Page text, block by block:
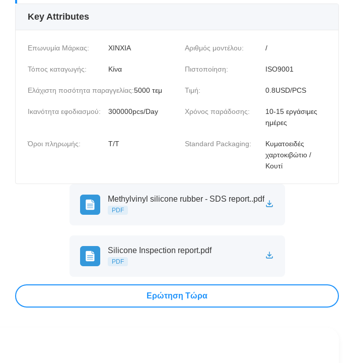
Key Attributes
Επωνυμία Μάρκας: XINXIA Αριθμός μοντέλου: /
Τόπος καταγωγής: Κίνα Πιστοποίηση: ISO9001
Ελάχιστη ποσότητα παραγγελίας:5000 τεμ Τιμή: 0.8USD/PCS
Ικανότητα εφοδιασμού: 300000pcs/Day Χρόνος παράδοσης:
10-15 εργάσιμες
ημέρες
Όροι πληρωμής: T/T Standard Packaging:
Κυματοειδές
χαρτοκιβώτιο /
Κουτί
Methylvinyl silicone rubber - SDS report..pdf
PDF
Silicone Inspection report.pdf
PDF
Ερώτηση Τώρα